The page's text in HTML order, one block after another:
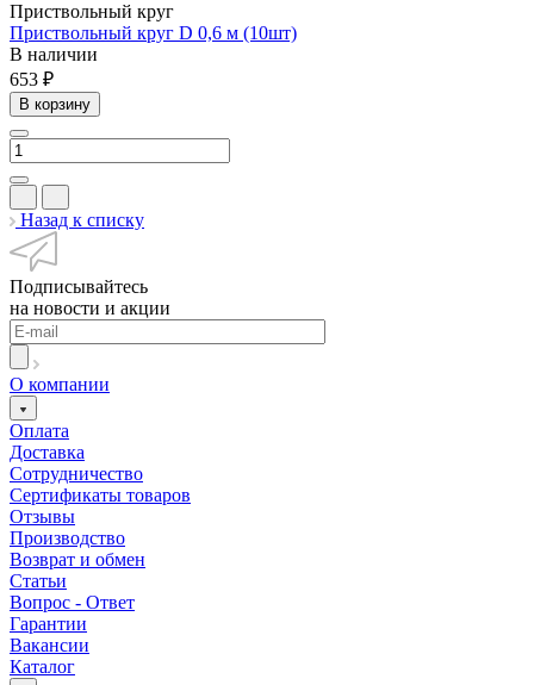
Приствольный круг
Приствольный круг D 0,6 м (10шт)
В наличии
653 ₽
В корзину
Назад к списку
Подписывайтесь
на новости и акции
О компании
Оплата
Доставка
Сотрудничество
Сертификаты товаров
Отзывы
Производство
Возврат и обмен
Статьи
Вопрос - Ответ
Гарантии
Вакансии
Каталог